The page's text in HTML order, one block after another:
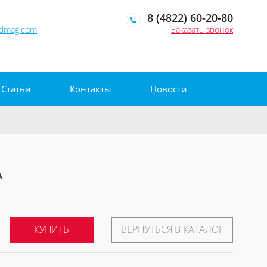
8 (4822) 60-20-80
Заказать звонок
Статьи Контакты Новости
КУПИТЬ ВЕРНУТЬСЯ В КАТАЛОГ